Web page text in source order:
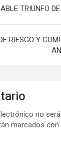
TRIUNFO
RIESGO Y
no será
marcados con